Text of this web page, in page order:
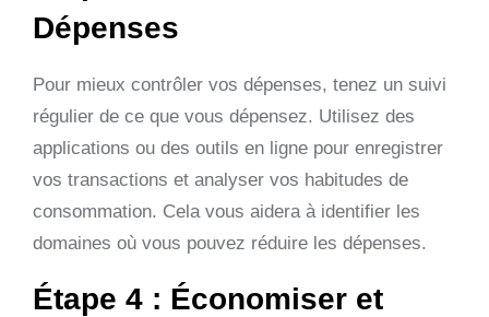
Dépenses
Pour mieux contrôler vos dépenses, tenez un suivi
régulier de ce que vous dépensez. Utilisez des
applications ou des outils en ligne pour enregistrer
vos transactions et analyser vos habitudes de
consommation. Cela vous aidera à identifier les
domaines où vous pouvez réduire les dépenses.
Étape 4 : Économiser et